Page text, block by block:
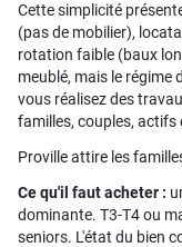
Cette simplicité
(pas de mobilier),
rotation faible (baux
meublé, mais le
vous réalisez des
familles, couples, actifs
Proville attire les
Ce qu'il faut acheter :
dominante. T3-T4 ou
seniors. L'état du bien